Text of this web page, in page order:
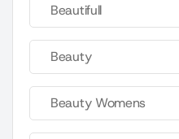
Beautifull
Beauty
Beauty Womens